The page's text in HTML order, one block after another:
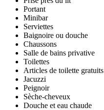
Portant
Minibar
Serviettes
Baignoire ou douche
Chaussons
Salle de bains privative
Toilettes
Articles de toilette gratuits
Jacuzzi
Peignoir
Sèche-cheveux
Douche et eau chaude